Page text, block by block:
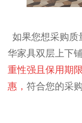
如果您想采购质
华家具双层上下
重性强且保用期
惠，符合您的采